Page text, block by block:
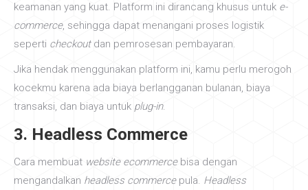
keamanan yang kuat. Platform ini dirancang khusus untuk e-
commerce, sehingga dapat menangani proses logistik
seperti checkoutdan pemrosesan pembayaran.
Jika hendak menggunakan platform ini, kamu perlu merogoh
kocekmu karena ada biaya berlangganan bulanan, biaya
transaksi, dan biaya untuk plug-in.
3. Headless Commerce
Cara membuat website ecommerce bisa dengan
mengandalkan headless commercepula. Headless